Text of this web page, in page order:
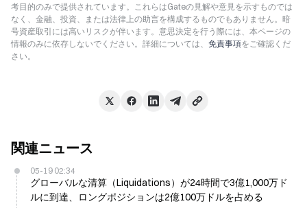
考目的のみで提供されています。これらはGateの見解や意見を示すものでは
なく、金融、投資、または法律上の助言を構成するものでもありません。暗
号資産取引には高いリスクが伴います。意思決定を行う際には、本ページの
情報のみに依存しないでください。詳細については、 免責事項をご確認くだ
さい。
関連ニュース
05-19 02:34
グローバルな清算（Liquidations）が24時間で3億1,000万ド
ルに到達、ロングポジションは2億100万ドルを占める